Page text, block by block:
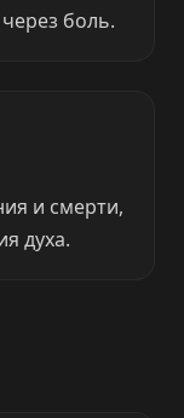
боль.
и смерти,
духа.